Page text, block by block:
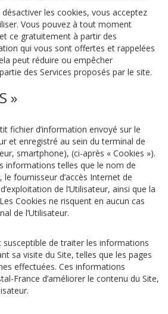
les cookies, vous acceptez
Vous pouvez à tout moment
ce gratuitement à partir des
qui vous sont offertes et rappelées
peut réduire ou empêcher
des Services proposés par le site.
»
fichier d’information envoyé sur le
et enregistré au sein du terminal de
smartphone), (ci-après « Cookies »).
informations telles que le nom de
le fournisseur d’accès Internet de
de l’Utilisateur, ainsi que la
Cookies ne risquent en aucun cas
de l’Utilisateur.
susceptible de traiter les informations
sa visite du Site, telles que les pages
effectuées. Ces informations
France d’améliorer le contenu du Site,